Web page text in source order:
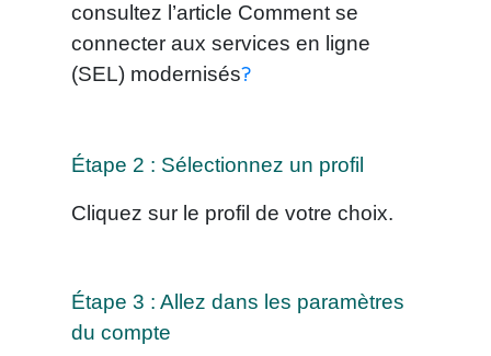
consultez l’article Comment se
connecter aux services en ligne
(SEL) modernisés?
Étape 2 : Sélectionnez un profil
Cliquez sur le profil de votre choix.
Étape 3 : Allez dans les paramètres
du compte